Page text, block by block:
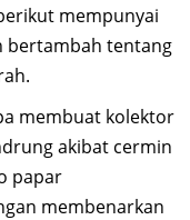
mempunyai
bertambah tentang
membuat kolektor
akibat cermin
papar
membenarkan